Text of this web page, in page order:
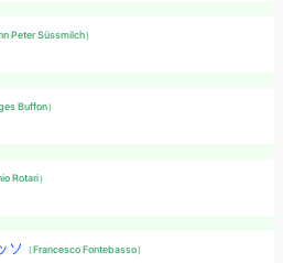
Peter Süssmilch）
Buffon）
Rotari）
ソ （Francesco Fontebasso）